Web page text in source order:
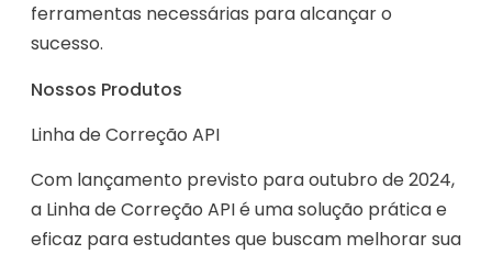
ferramentas necessárias para alcançar o
sucesso.
Nossos Produtos
Linha de Correção API
Com lançamento previsto para outubro de 2024,
a Linha de Correção API é uma solução prática e
eficaz para estudantes que buscam melhorar sua